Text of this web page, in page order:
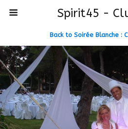
Spirit45 -
Back to Soirée Blanche :